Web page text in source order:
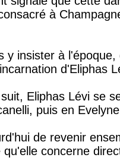
à
y insister à
d'Eliphas
Eliphas Lévi se
puis en
de revenir
concerne